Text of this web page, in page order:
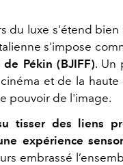
du luxe s'étend
s'impose
Pékin (BJIFF). Un
et de la haute
pouvoir de l'image.
tisser des liens
expérience
embrassé